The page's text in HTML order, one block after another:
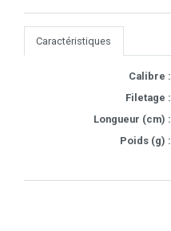
Caractéristiques
Calibre :
Filetage :
Longueur (cm) :
Poids (g) :